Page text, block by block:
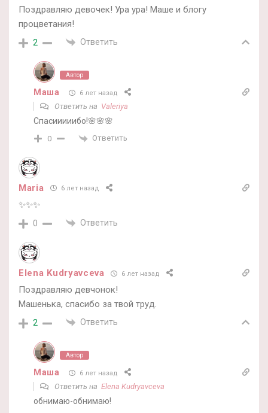
Поздравляю девочек! Ура ура! Маше и блогу
процветания!
2 Ответить
Автор
Маша 6 лет назад
Ответить на Valeriya
Спасииииибо!🌸🌸🌸
0 Ответить
Maria 6 лет назад
✨✨✨
0 Ответить
Elena Kudryavceva 6 лет назад
Поздравляю девчонок!
Машенька, спасибо за твой труд.
2 Ответить
Автор
Маша 6 лет назад
Ответить на Elena Kudryavceva
обнимаю-обнимаю!